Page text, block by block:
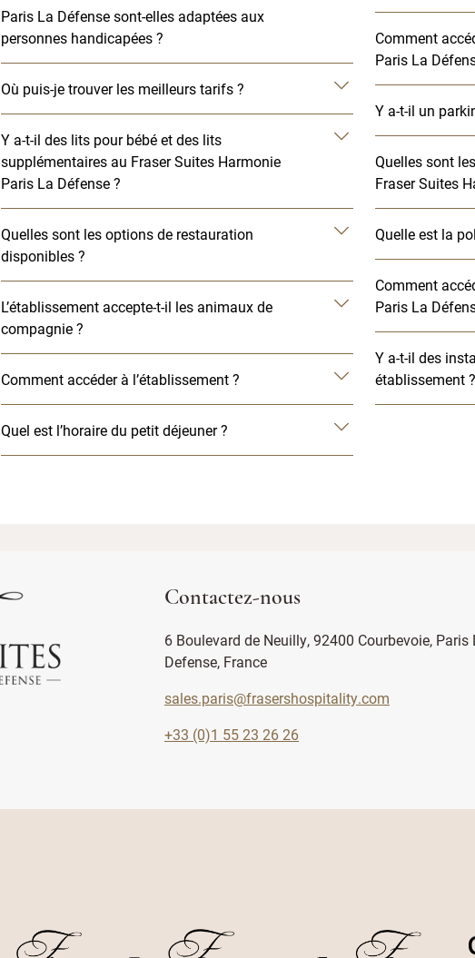
Paris La Défense sont-elles adaptées aux
personnes handicapées ?
Où puis-je trouver les meilleurs tarifs ?
Y a-t-il des lits pour bébé et des lits
supplémentaires au Fraser Suites Harmonie
Paris La Défense ?
Quelles sont les options de restauration
disponibles ?
L’établissement accepte-t-il les animaux de
compagnie ?
Comment accéder à l’établissement ?
Quel est l’horaire du petit déjeuner ?
Comment
Paris La
Y a-t-il un
Quelles sont
Fraser Suites
Quelle est la
Comment
Paris La
Y a-t-il des
établissement ?
Contactez-nous
6 Boulevard de Neuilly, 92400 Courbevoie, Paris
Defense, France
sales.paris@frasershospitality.com
+33 (0)1 55 23 26 26